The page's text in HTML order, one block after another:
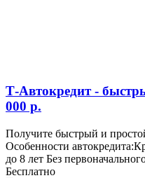
Т-Автокредит -
000 р.
Получите быстрый и
Особенности
до 8 лет Без
Бесплатно